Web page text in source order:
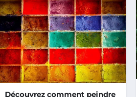
Découvrez comment peindre